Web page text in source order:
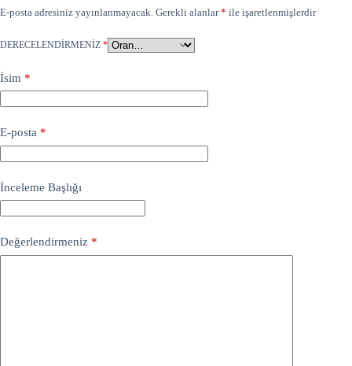
E-posta adresiniz yayınlanmayacak. Gerekli alanlar* ile işaretlenmişlerdir
DERECELENDIRMENIZ *
İsim *
E-posta *
İnceleme Başlığı
Değerlendirmeniz *